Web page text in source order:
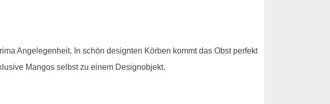
Angelegenheit. In schön designten Körben kommt das Obst perfekt
Mangos selbst zu einem Designobjekt.